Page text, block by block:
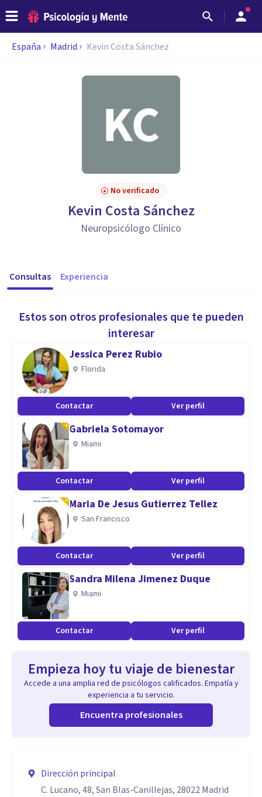
España Madrid Kevin Costa Sánchez
No verificado
Kevin Costa Sánchez
Neuropsicólogo Clínico
Consultas Experiencia
Estos son otros profesionales que te pueden
interesar
Jessica Perez Rubio
Florida
Contactar Ver perfil
Gabriela Sotomayor
Miami
Contactar Ver perfil
Maria De Jesus Gutierrez Tellez
San Francisco
Contactar Ver perfil
Sandra Milena Jimenez Duque
Miami
Contactar Ver perfil
Empieza hoy tu viaje de bienestar
Accede a una amplia red de psicólogos calificados. Empatía y
experiencia a tu servicio.
Encuentra profesionales
Dirección principal
C. Lucano, 48, San Blas-Canillejas, 28022 Madrid